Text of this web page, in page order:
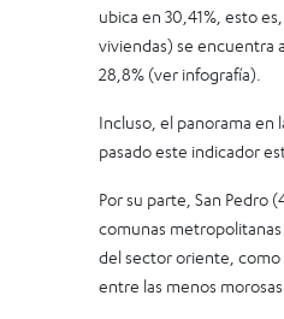
ubica en 30,41%, esto
viviendas) se encuentra
28,8% (ver infografía).
Incluso, el panorama en
pasado este indicador
Por su parte, San Pedro
comunas
del sector oriente, como
entre las menos morosas.